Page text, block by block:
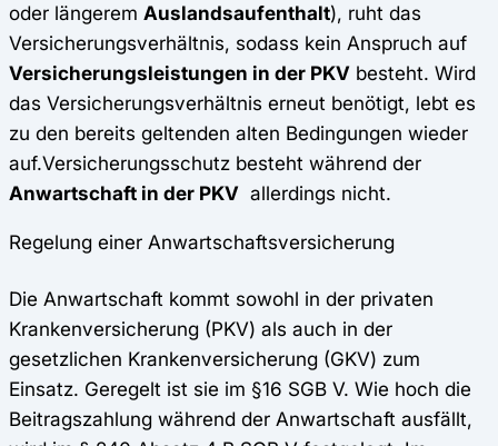
oder längerem Auslandsaufenthalt), ruht das
Versicherungsverhältnis, sodass kein Anspruch auf
Versicherungsleistungen in der PKV besteht. Wird
das Versicherungsverhältnis erneut benötigt, lebt es
zu den bereits geltenden alten Bedingungen wieder
auf.Versicherungsschutz besteht während der
Anwartschaft in der PKV allerdings nicht.
Regelung einer Anwartschaftsversicherung
Die Anwartschaft kommt sowohl in der privaten
Krankenversicherung (PKV) als auch in der
gesetzlichen Krankenversicherung (GKV) zum
Einsatz. Geregelt ist sie im §16 SGB V. Wie hoch die
Beitragszahlung während der Anwartschaft ausfällt,